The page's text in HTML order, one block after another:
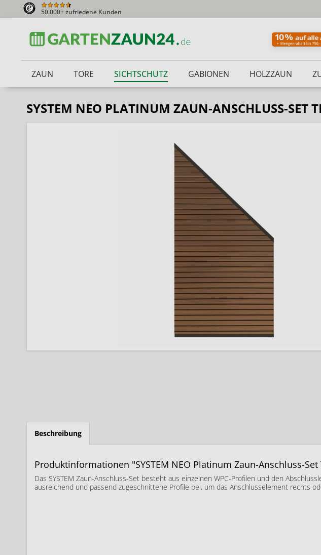
50.000+ zufriedene Kunden
ZAUN TORE SICHTSCHUTZ GABIONEN HOLZZAUN
SYSTEM NEO PLATINUM ZAUN-ANSCHLUSS-SET
Beschreibung
Produktinformationen "SYSTEM NEO Platinum Zaun-Anschluss-Set
Das SYSTEM Zaun-Anschluss-Set besteht aus einzelnen WPC-Profilen und den
ausreichend und passend zugeschnittene Profile bei, um das Anschlusselement rechts